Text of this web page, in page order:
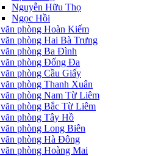
Nguyễn Hữu Thọ
Ngọc Hồi
phòng Hoàn Kiếm
phòng Hai Bà Trưng
phòng Ba Đình
phòng Đống Đa
phòng Cầu Giấy
phòng Thanh Xuân
phòng Nam Từ Liêm
phòng Bắc Từ Liêm
phòng Tây Hồ
phòng Long Biên
phòng Hà Đông
phòng Hoàng Mai